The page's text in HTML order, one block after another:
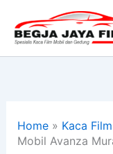
konten
Home» Kaca
Mobil Avanza